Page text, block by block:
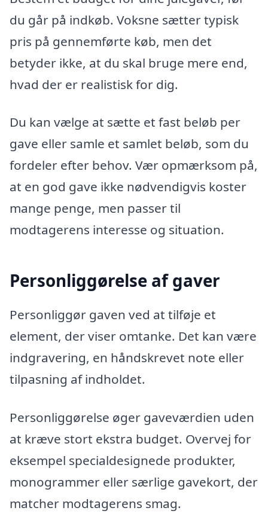
du går på indkøb. Voksne sætter typisk
pris på gennemførte køb, men det
betyder ikke, at du skal bruge mere end,
hvad der er realistisk for dig.
Du kan vælge at sætte et fast beløb per
gave eller samle et samlet beløb, som du
fordeler efter behov. Vær opmærksom på,
at en god gave ikke nødvendigvis koster
mange penge, men passer til
modtagerens interesse og situation.
Personliggørelse af gaver
Personliggør gaven ved at tilføje et
element, der viser omtanke. Det kan være
indgravering, en håndskrevet note eller
tilpasning af indholdet.
Personliggørelse øger gaveværdien uden
at kræve stort ekstra budget. Overvej for
eksempel specialdesignede produkter,
monogrammer eller særlige gavekort, der
matcher modtagerens smag.